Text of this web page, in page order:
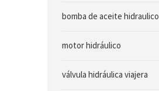
bomba de aceite hidraulico
motor hidráulico
válvula hidráulica viajera